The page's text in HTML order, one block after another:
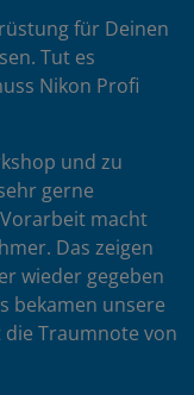
für Deinen
Tut es
Nikon Profi
und zu
gerne
macht
Das zeigen
wieder gegeben
bekamen unsere
die Traumnote von